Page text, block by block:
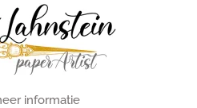
informatie